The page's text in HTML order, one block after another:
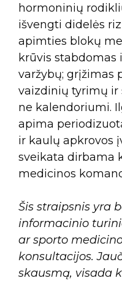
hormoninių
išvengti didelės
apimties blokų
krūvis stabdomas
varžybų; grįžimas
vaizdinių tyrimų ir
ne kalendoriumi.
apima
ir kaulų apkrovos
sveikata dirbama
medicinos
Šis straipsnis yra
informacinio
ar sporto
konsultacijos.
skausmą, visada